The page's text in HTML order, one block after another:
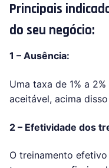
Principais
do seu negócio:
1 – Ausência:
Uma taxa de 1% a
aceitável, acima
2 – Efetividade dos
O treinamento